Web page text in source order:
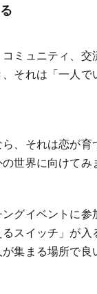
ミュニティ、交
それは「一人
、それは恋が育
世界に向けてみ
グイベントに参
スイッチ」が入
集まる場所で